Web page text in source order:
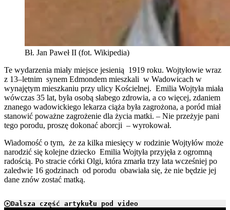
Bł. Jan Paweł II (fot. Wikipedia)
Te wydarzenia miały miejsce jesienią 1919 roku. Wojtyłowie wraz
z 13–letnim synem Edmondem mieszkali w Wadowicach w
wynajętym mieszkaniu przy ulicy Kościelnej. Emilia Wojtyła miała
wówczas 35 lat, była osobą słabego zdrowia, a co więcej, zdaniem
znanego wadowickiego lekarza ciąża była zagrożona, a poród miał
stanowić poważne zagrożenie dla życia matki. – Nie przeżyje pani
tego porodu, proszę dokonać aborcji – wyrokował.
Wiadomość o tym, że za kilka miesięcy w rodzinie Wojtyłów może
narodzić się kolejne dziecko Emilia Wojtyła przyjęła z ogromną
radością. Po stracie córki Olgi, która zmarła trzy lata wcześniej po
zaledwie 16 godzinach od porodu obawiała się, że nie będzie jej
dane znów zostać matką.
Dalsza część artykułu pod video